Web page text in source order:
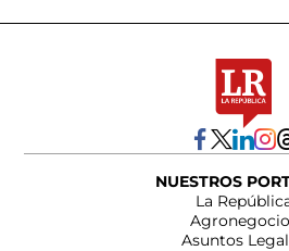
NUESTROS
La
Asuntos